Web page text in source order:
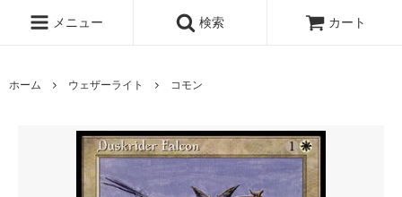
メニュー 検索 カート
ホーム ウェザーライト コモン